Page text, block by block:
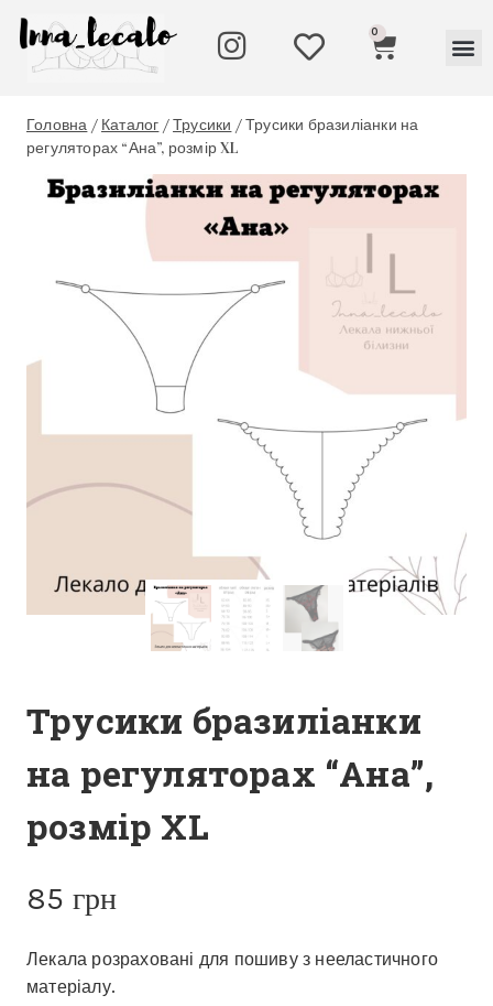
0
Головна / Каталог /Трусики /Трусики бразиліанки на
регуляторах “Ана”, розмір XL
Трусики бразиліанки
на регуляторах “Ана”,
розмір XL
85 грн
Лекала розраховані для пошиву з нееластичного
матеріалу.